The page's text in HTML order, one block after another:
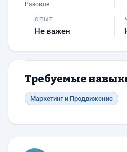
Разовое
ОПЫТ
Не важен
Требуемые
Маркетинг и Продвижение